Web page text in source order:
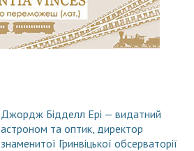
Джордж Бідделл Ері — видатний
астроном та оптик, директор
знаменитої Гринвіцької обсерваторії